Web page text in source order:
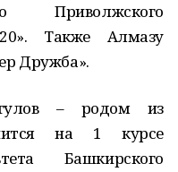
Приволжского
Также Алмазу
Дружба».
– родом из
на 1 курсе
Башкирского